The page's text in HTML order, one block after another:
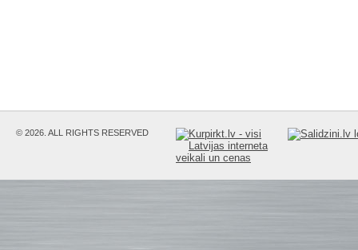
© 2026. ALL RIGHTS RESERVED